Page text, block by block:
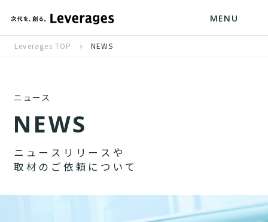
MENU
Leverages TOP NEWS
ニュース
NEWS
ニ ュ ー ス リ リ ー ス や
取 材 の ご 依 頼 に つ い て